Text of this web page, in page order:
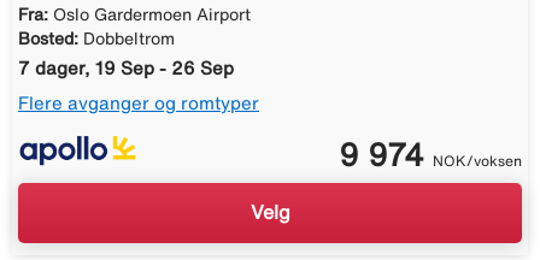
Fra: Oslo Gardermoen Airport
Bosted: Dobbeltrom
7 dager, 19 Sep - 26 Sep
Flere avganger og romtyper
9 974 NOK/voksen
Velg